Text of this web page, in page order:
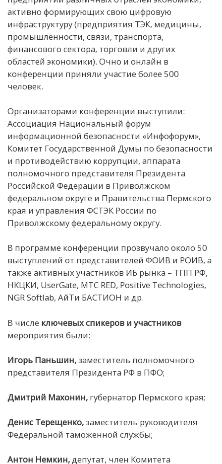
активно формирующих свою цифровую
инфраструктуру (предприятия ТЭК, медицины,
промышленности, связи, транспорта,
финансового сектора, торговли и других
областей экономики). Очно и онлайн в
конференции приняли участие более 500
человек.
Организаторами конференции выступили:
Ассоциация Национальный форум
информационной безопасности «Инфофорум»,
Комитет Государственной Думы по безопасности
и противодействию коррупции, аппарата
полномочного представителя Президента
Российской Федерации в Приволжском
федеральном округе и Правительства Пермского
края и управления ФСТЭК России по
Приволжскому федеральному округу.
В программе конференции прозвучало около 50
выступлений от представителей ФОИВ и РОИВ, а
также активных участников ИБ рынка – ТПП РФ,
НКЦКИ, UserGate, MTC RED, Positive Technologies,
NGR Softlab, АйТи БАСТИОН и др.
В числе ключевых спикеров и участников
мероприятия были:
Игорь Паньшин,заместитель полномочного
представителя Президента РФ в ПФО;
Дмитрий Махонин, губернатор Пермского края;
Денис Терещенко,заместитель руководителя
Федеральной таможенной службы;
Антон Немкин,депутат, член Комитета